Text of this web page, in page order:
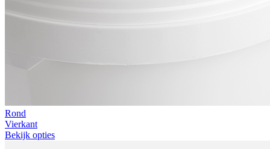
Rond
Vierkant
Bekijk opties